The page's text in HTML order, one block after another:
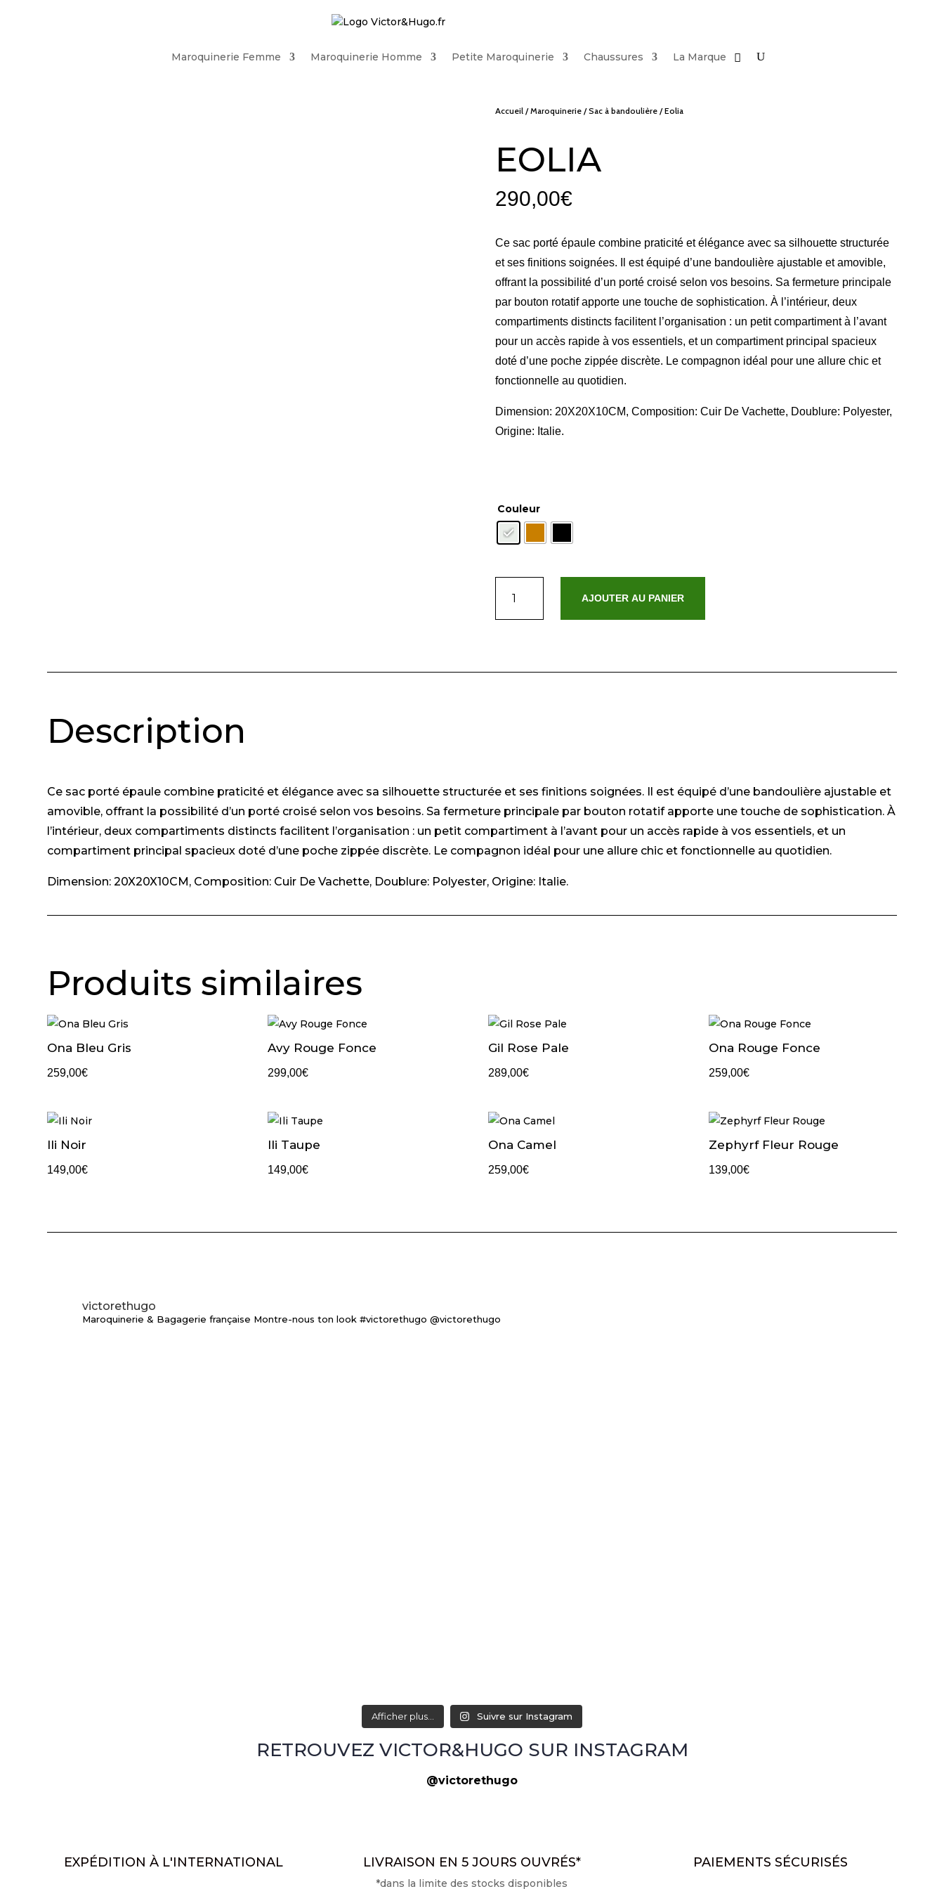
Maroquinerie Femme Maroquinerie Homme Petite Maroquinerie Chaussures La Marque
Accueil /Maroquinerie /Sac à bandoulière / Eolia
EOLIA
290,00€
Ce sac porté épaule combine praticité et élégance avec sa silhouette structurée
et ses finitions soignées. Il est équipé d’une bandoulière ajustable et amovible,
offrant la possibilité d’un porté croisé selon vos besoins. Sa fermeture principale
par bouton rotatif apporte une touche de sophistication. À l’intérieur, deux
compartiments distincts facilitent l’organisation : un petit compartiment à l’avant
pour un accès rapide à vos essentiels, et un compartiment principal spacieux
doté d’une poche zippée discrète. Le compagnon idéal pour une allure chic et
fonctionnelle au quotidien.
Dimension: 20X20X10CM, Composition: Cuir De Vachette, Doublure: Polyester,
Origine: Italie.
Couleur
Eolia
AJOUTER AU PANIER
Description
Ce sac porté épaule combine praticité et élégance avec sa silhouette structurée et ses finitions soignées. Il est équipé d’une bandoulière ajustable et
amovible, offrant la possibilité d’un porté croisé selon vos besoins. Sa fermeture principale par bouton rotatif apporte une touche de sophistication. À
l’intérieur, deux compartiments distincts facilitent l’organisation : un petit compartiment à l’avant pour un accès rapide à vos essentiels, et un
compartiment principal spacieux doté d’une poche zippée discrète. Le compagnon idéal pour une allure chic et fonctionnelle au quotidien.
Dimension: 20X20X10CM, Composition: Cuir De Vachette, Doublure: Polyester, Origine: Italie.
Produits similaires
Ona Bleu Gris
259,00€
Avy Rouge Fonce
299,00€
Gil Rose Pale
289,00€
Ona Rouge Fonce
259,00€
Ili Noir
149,00€
Ili Taupe
149,00€
Ona Camel
259,00€
Zephyrf Fleur Rouge
139,00€
victorethugo
Maroquinerie & Bagagerie française Montre-nous ton look #victorethugo @victorethugo
Afficher plus... Suivre sur Instagram
RETROUVEZ VICTOR&HUGO SUR INSTAGRAM
@victorethugo
EXPÉDITION À L'INTERNATIONAL LIVRAISON EN 5 JOURS OUVRÉS*
*dans la limite des stocks disponibles
PAIEMENTS SÉCURISÉS